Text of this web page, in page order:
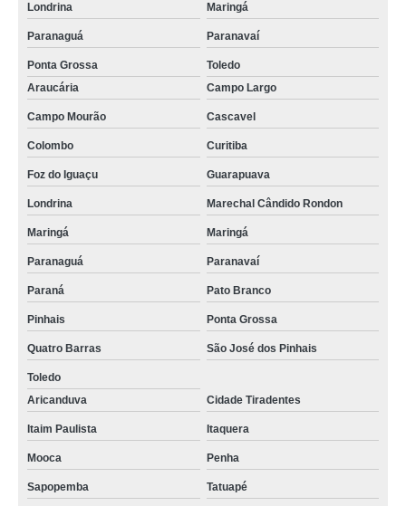
Londrina Maringá
Paranaguá Paranavaí
Ponta Grossa
Toledo
Araucária
Campo Largo
Campo Mourão Cascavel
Colombo Curitiba
Foz do Iguaçu Guarapuava
Londrina Marechal Cândido Rondon
Maringá Maringá
Paranaguá Paranavaí
Paraná Pato Branco
Pinhais Ponta Grossa
Quatro Barras São José dos Pinhais
Toledo
Aricanduva
Cidade Tiradentes
Itaim Paulista Itaquera
Mooca Penha
Sapopemba Tatuapé